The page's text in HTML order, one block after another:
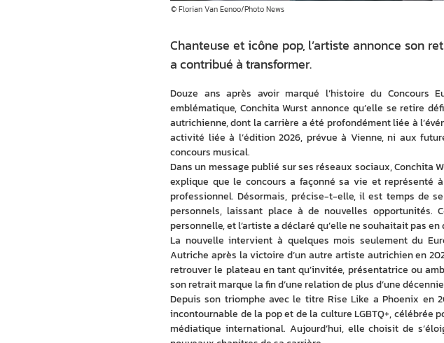
© Florian Van Eenoo/Photo News
Chanteuse et icône pop, l’artiste annonce son
a contribué à transformer.
Douze ans après avoir marqué l’histoire du Concours
emblématique, Conchita Wurst annonce qu’elle se retire
autrichienne, dont la carrière a été profondément liée à
activité liée à l’édition 2026, prévue à Vienne, ni aux
concours musical.
Dans un message publié sur ses réseaux sociaux,
explique que le concours a façonné sa vie et représenté
professionnel. Désormais, précise-t-elle, il est temps de
personnels, laissant place à de nouvelles opportunités.
personnelle, et l’artiste a déclaré qu’elle ne souhaitait pas en
La nouvelle intervient à quelques mois seulement du
Autriche après la victoire d’un autre artiste autrichien en
retrouver le plateau en tant qu’invitée, présentatrice ou
son retrait marque la fin d’une relation de plus d’une
Depuis son triomphe avec le titre Rise Like a Phoenix en
incontournable de la pop et de la culture LGBTQ+, célébrée
médiatique international. Aujourd’hui, elle choisit de